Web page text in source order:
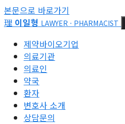
본문으로 바로가기
理 이일형 LAWYER · PHARMACIST
제약바이오기업
의료기관
의료인
약국
환자
변호사 소개
상담문의